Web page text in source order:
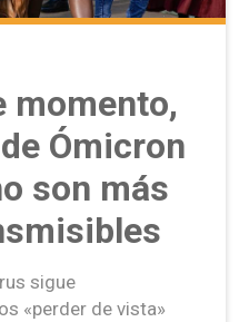
momento,
Ómicron
son más
sigue
«perder de vista»